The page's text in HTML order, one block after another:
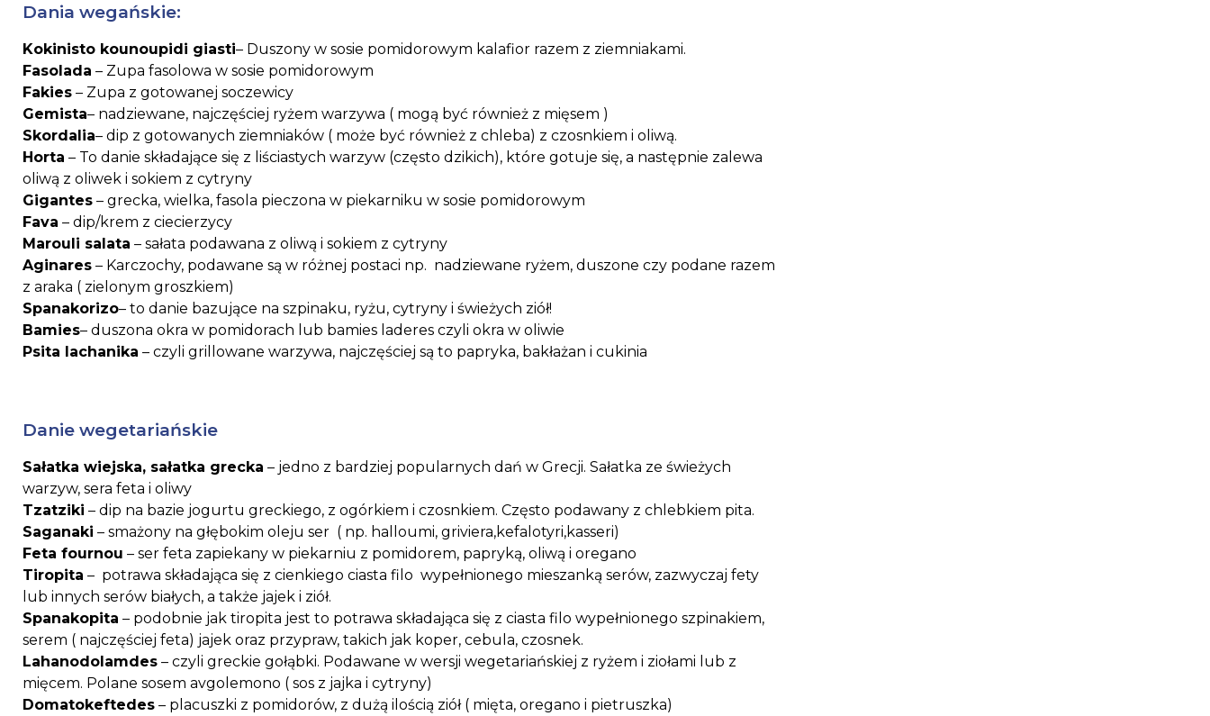
Dania wegańskie:
Kokinisto kounoupidi giasti– Duszony w sosie pomidorowym kalafior razem z ziemniakami.
Fasolada – Zupa fasolowa w sosie pomidorowym
Fakies – Zupa z gotowanej soczewicy
Gemista– nadziewane, najczęściej ryżem warzywa ( mogą być również z mięsem )
Skordalia– dip z gotowanych ziemniaków ( może być również z chleba) z czosnkiem i oliwą.
Horta – To danie składające się z liściastych warzyw (często dzikich), które gotuje się, a następnie zalewa
oliwą z oliwek i sokiem z cytryny
Gigantes – grecka, wielka, fasola pieczona w piekarniku w sosie pomidorowym
Fava – dip/krem z ciecierzycy
Marouli salata – sałata podawana z oliwą i sokiem z cytryny
Aginares – Karczochy, podawane są w różnej postaci np. nadziewane ryżem, duszone czy podane razem
z araka ( zielonym groszkiem)
Spanakorizo– to danie bazujące na szpinaku, ryżu, cytryny i świeżych ziół!
Bamies– duszona okra w pomidorach lub bamies laderes czyli okra w oliwie
Psita lachanika – czyli grillowane warzywa, najczęściej są to papryka, bakłażan i cukinia
Danie wegetariańskie
Sałatka wiejska, sałatka grecka – jedno z bardziej popularnych dań w Grecji. Sałatka ze świeżych
warzyw, sera feta i oliwy
Tzatziki – dip na bazie jogurtu greckiego, z ogórkiem i czosnkiem. Często podawany z chlebkiem pita.
Saganaki – smażony na głębokim oleju ser ( np. halloumi, griviera,kefalotyri,kasseri)
Feta fournou – ser feta zapiekany w piekarniu z pomidorem, papryką, oliwą i oregano
Tiropita – potrawa składająca się z cienkiego ciasta filo wypełnionego mieszanką serów, zazwyczaj fety
lub innych serów białych, a także jajek i ziół.
Spanakopita – podobnie jak tiropita jest to potrawa składająca się z ciasta filo wypełnionego szpinakiem,
serem ( najczęściej feta) jajek oraz przypraw, takich jak koper, cebula, czosnek.
Lahanodolamdes – czyli greckie gołąbki. Podawane w wersji wegetariańskiej z ryżem i ziołami lub z
mięcem. Polane sosem avgolemono ( sos z jajka i cytryny)
Domatokeftedes – placuszki z pomidorów, z dużą ilością ziół ( mięta, oregano i pietruszka)